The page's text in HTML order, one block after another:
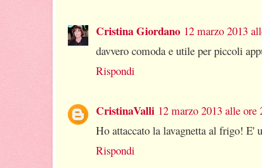
Cristina Giordano 12 marzo 2013
davvero comoda e utile per piccoli
Rispondi
CristinaValli 12 marzo 2013 alle ore
Ho attaccato la lavagnetta al frigo! E'
Rispondi